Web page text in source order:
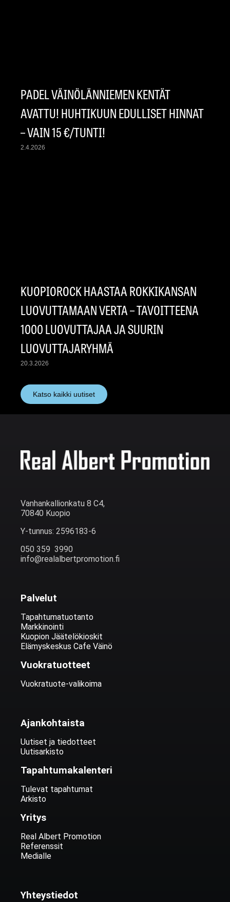
PADEL VÄINÖLÄNNIEMEN KENTÄT
AVATTU! HUHTIKUUN EDULLISET HINNAT
– VAIN 15 €/TUNTI!
2.4.2026
KUOPIOROCK HAASTAA ROKKIKANSAN
LUOVUTTAMAAN VERTA – TAVOITTEENA
1000 LUOVUTTAJAA JA SUURIN
LUOVUTTAJARYHMÄ
20.3.2026
Katso kaikki uutiset
Vanhankallionkatu 8 C4,
70840 Kuopio
Y-tunnus: 2596183-6
050 359 3990
info@realalbertpromotion.fi
Palvelut
Tapahtumatuotanto
Markkinointi
Kuopion Jäätelökioskit
Elämyskeskus Cafe Väinö
Vuokratuotteet
Vuokratuote-valikoima
Ajankohtaista
Uutiset ja tiedotteet
Uutisarkisto
Tapahtumakalenteri
Tulevat tapahtumat
Arkisto
Yritys
Real Albert Promotion
Referenssit
Medialle
Yhteystiedot